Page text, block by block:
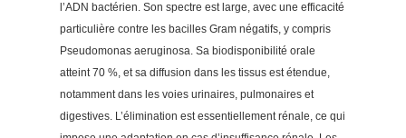
l’ADN bactérien. Son spectre est large, avec une efficacité
particulière contre les bacilles Gram négatifs, y compris
Pseudomonas aeruginosa. Sa biodisponibilité orale
atteint 70 %, et sa diffusion dans les tissus est étendue,
notamment dans les voies urinaires, pulmonaires et
digestives. L’élimination est essentiellement rénale, ce qui